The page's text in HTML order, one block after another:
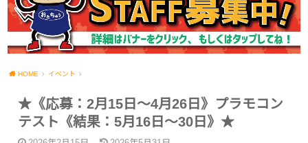
HOME イベント
★《応募：2月15日～4月26日》プラモコン
テスト《結果：5月16日～30日》★